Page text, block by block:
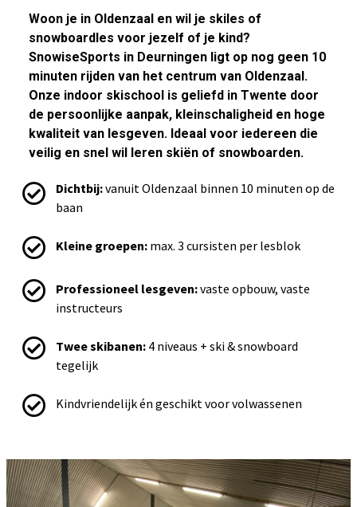
Woon je in Oldenzaal en wil je skiles of
snowboardles voor jezelf of je kind?
SnowiseSports in Deurningen ligt op nog geen 10
minuten rijden van het centrum van Oldenzaal.
Onze indoor skischool is geliefd in Twente door
de persoonlijke aanpak, kleinschaligheid en hoge
kwaliteit van lesgeven. Ideaal voor iedereen die
veilig en snel wil leren skiën of snowboarden.
Dichtbij:vanuit Oldenzaal binnen 10 minuten op de
baan
Kleine groepen: max. 3 cursisten per lesblok
Professioneel lesgeven:vaste opbouw, vaste
instructeurs
Twee skibanen: 4 niveaus + ski & snowboard
tegelijk
Kindvriendelijk én geschikt voor volwassenen